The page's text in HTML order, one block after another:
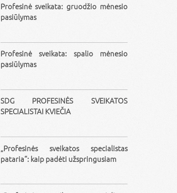
Profesinė sveikata: gruodžio mėnesio
pasiūlymas
Profesinė sveikata: spalio mėnesio
pasiūlymas
SDG PROFESINĖS SVEIKATOS
SPECIALISTAI KVIEČIA
„Profesinės sveikatos specialistas
pataria“: kaip padėti užspringusiam